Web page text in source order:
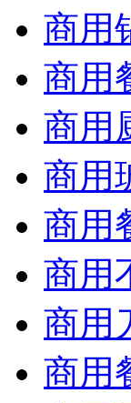
商用
商用
商用
商用
商用
商用
商用
商用